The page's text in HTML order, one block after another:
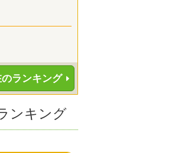
ランキング
ンキング